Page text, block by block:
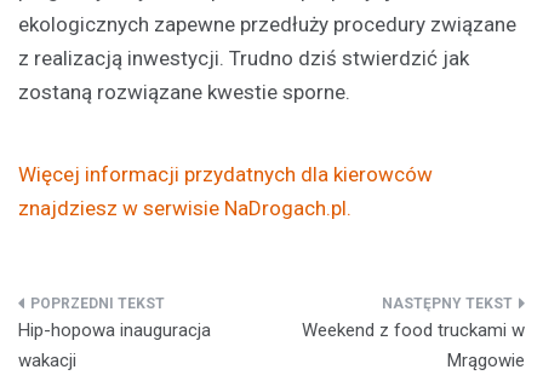
ekologicznych zapewne przedłuży procedury związane
z realizacją inwestycji. Trudno dziś stwierdzić jak
zostaną rozwiązane kwestie sporne.
Więcej informacji przydatnych dla kierowców
znajdziesz w serwisie NaDrogach.pl.
Nawigacja
wpisu
Hip-hopowa inauguracja
wakacji
Weekend z food truckami w
Mrągowie